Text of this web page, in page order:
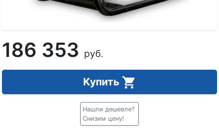
186 353 руб.
Купить
Нашли дешевле?
Снизим цену!